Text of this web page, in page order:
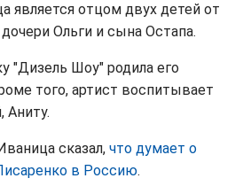
является отцом двух детей от
Ольги и сына Остапа.
"Дизель Шоу" родила его
того, артист воспитывает
Аниту.
сказал, что думает о
в Россию.